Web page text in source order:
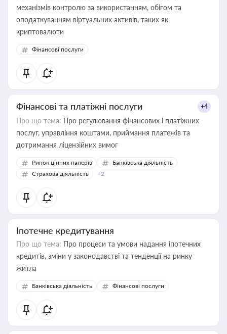
механізмів контролю за використанням, обігом та
оподаткуванням віртуальних активів, таких як
криптовалюти
Фінансові послуги
Фінансові та платіжні послуги +4
Про що тема: Про регулювання фінансових і платіжних
послуг, управління коштами, приймання платежів та
дотримання ліцензійних вимог
Ринок цінних паперів
Банківська діяльність
Страхова діяльність
+2
Іпотечне кредитування
Про що тема: Про процеси та умови надання іпотечних
кредитів, зміни у законодавстві та тенденції на ринку
житла
Банківська діяльність Фінансові послуги